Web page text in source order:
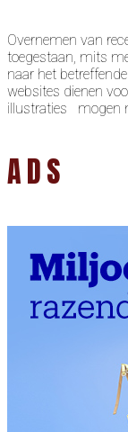
Overnemen van
toegestaan, mits
naar het
websites dienen
illustraties mogen
ADS